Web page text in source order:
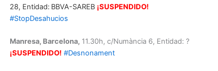
28, Entidad: BBVA-SAREB ¡SUSPENDIDO!
#StopDesahucios
Manresa, Barcelona, 11.30h, c/Numància 6, Entidad: ?
¡SUSPENDIDO! #Desnonament